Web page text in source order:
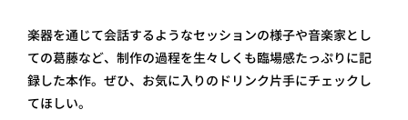
楽器を通じて会話するようなセッションの様子や音楽家とし
ての葛藤など、制作の過程を生々しくも臨場感たっぷりに記
録した本作。ぜひ、お気に入りのドリンク片手にチェックし
てほしい。